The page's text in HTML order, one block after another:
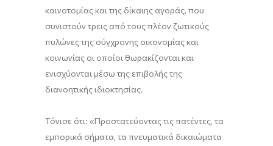
καινοτομίας και της δίκαιης αγοράς, που
συνιστούν τρεις από τους πλέον ζωτικούς
πυλώνες της σύγχρονης οικονομίας και
κοινωνίας οι οποίοι θωρακίζονται και
ενισχύονται μέσω της επιβολής της
διανοητικής ιδιοκτησίας.
Τόνισε ότι: «Προστατεύοντας τις πατέντες, τα
εμπορικά σήματα, τα πνευματικά δικαιώματα